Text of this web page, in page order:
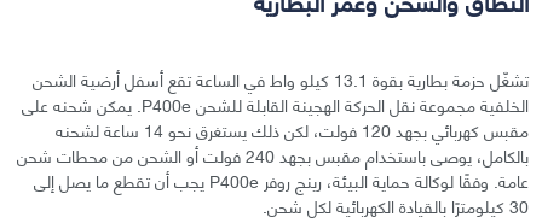
تشغّل حزمة بطارية بقوة 13.1 كيلو واط في الساعة تقع أسفل أرضية الشحن
الخلفية مجموعة نقل الحركة الهجينة القابلة للشحن P400e. يمكن شحنه على
مقبس كهربائي بجهد 120 فولت، لكن ذلك يستغرق نحو 14 ساعة لشحنه
بالكامل، يوصى باستخدام مقبس بجهد 240 فولت أو الشحن من محطات شحن
عامة. وفقًا لوكالة حماية البيئة، رينج روفر P400e يجب أن تقطع ما يصل إلى
30 كيلومترًا بالقيادة الكهربائية لكل شحن.